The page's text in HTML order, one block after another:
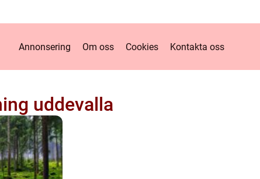
Annonsering Om oss Cookies Kontakta oss
uddevalla